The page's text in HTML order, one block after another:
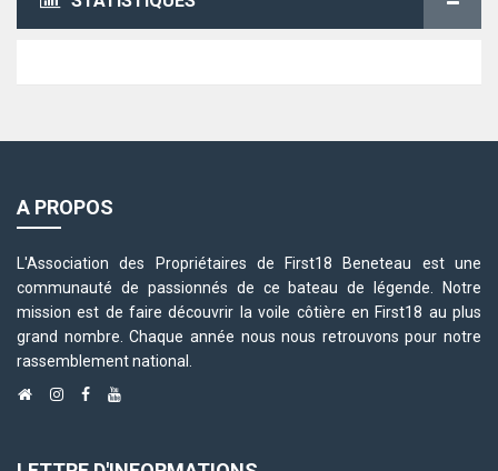
A PROPOS
L'Association des Propriétaires de First18 Beneteau est une
communauté de passionnés de ce bateau de légende. Notre
mission est de faire découvrir la voile côtière en First18 au plus
grand nombre. Chaque année nous nous retrouvons pour notre
rassemblement national.